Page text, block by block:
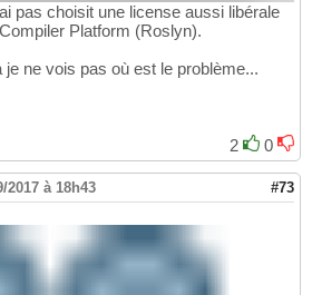
pas choisit une license aussi libérale
Platform (Roslyn).
ne vois pas où est le problème...
2
0
2017 à 18h43 #73